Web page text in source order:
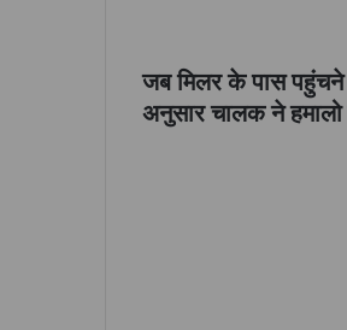
जब मिलर के पास पहुंचने
अनुसार चालक ने